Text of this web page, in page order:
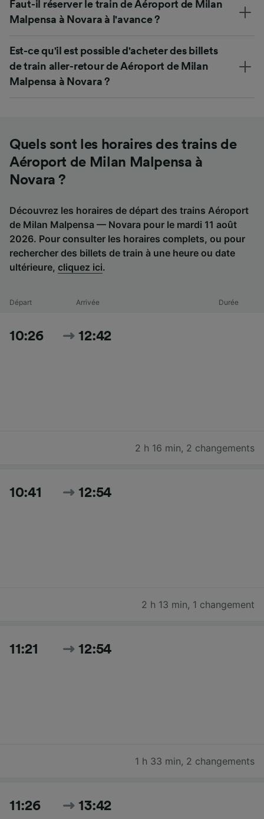
Faut-il réserver le train de Aéroport de Milan
Malpensa à Novara à l'avance ?
Est-ce qu'il est possible d'acheter des billets
de train aller-retour de Aéroport de Milan
Malpensa à Novara ?
Quels sont les horaires des trains de
Aéroport de Milan Malpensa à
Novara ?
Découvrez les horaires de départ des trains Aéroport
de Milan Malpensa — Novara pour le mardi 11 août
2026. Pour consulter les horaires complets, ou pour
rechercher des billets de train à une heure ou date
ultérieure, cliquez ici.
Départ Arrivée Durée
10:26 12:42
2 h 16 min, 2 changements
10:41 12:54
2 h 13 min, 1 changement
11:21 12:54
1 h 33 min, 2 changements
11:26 13:42